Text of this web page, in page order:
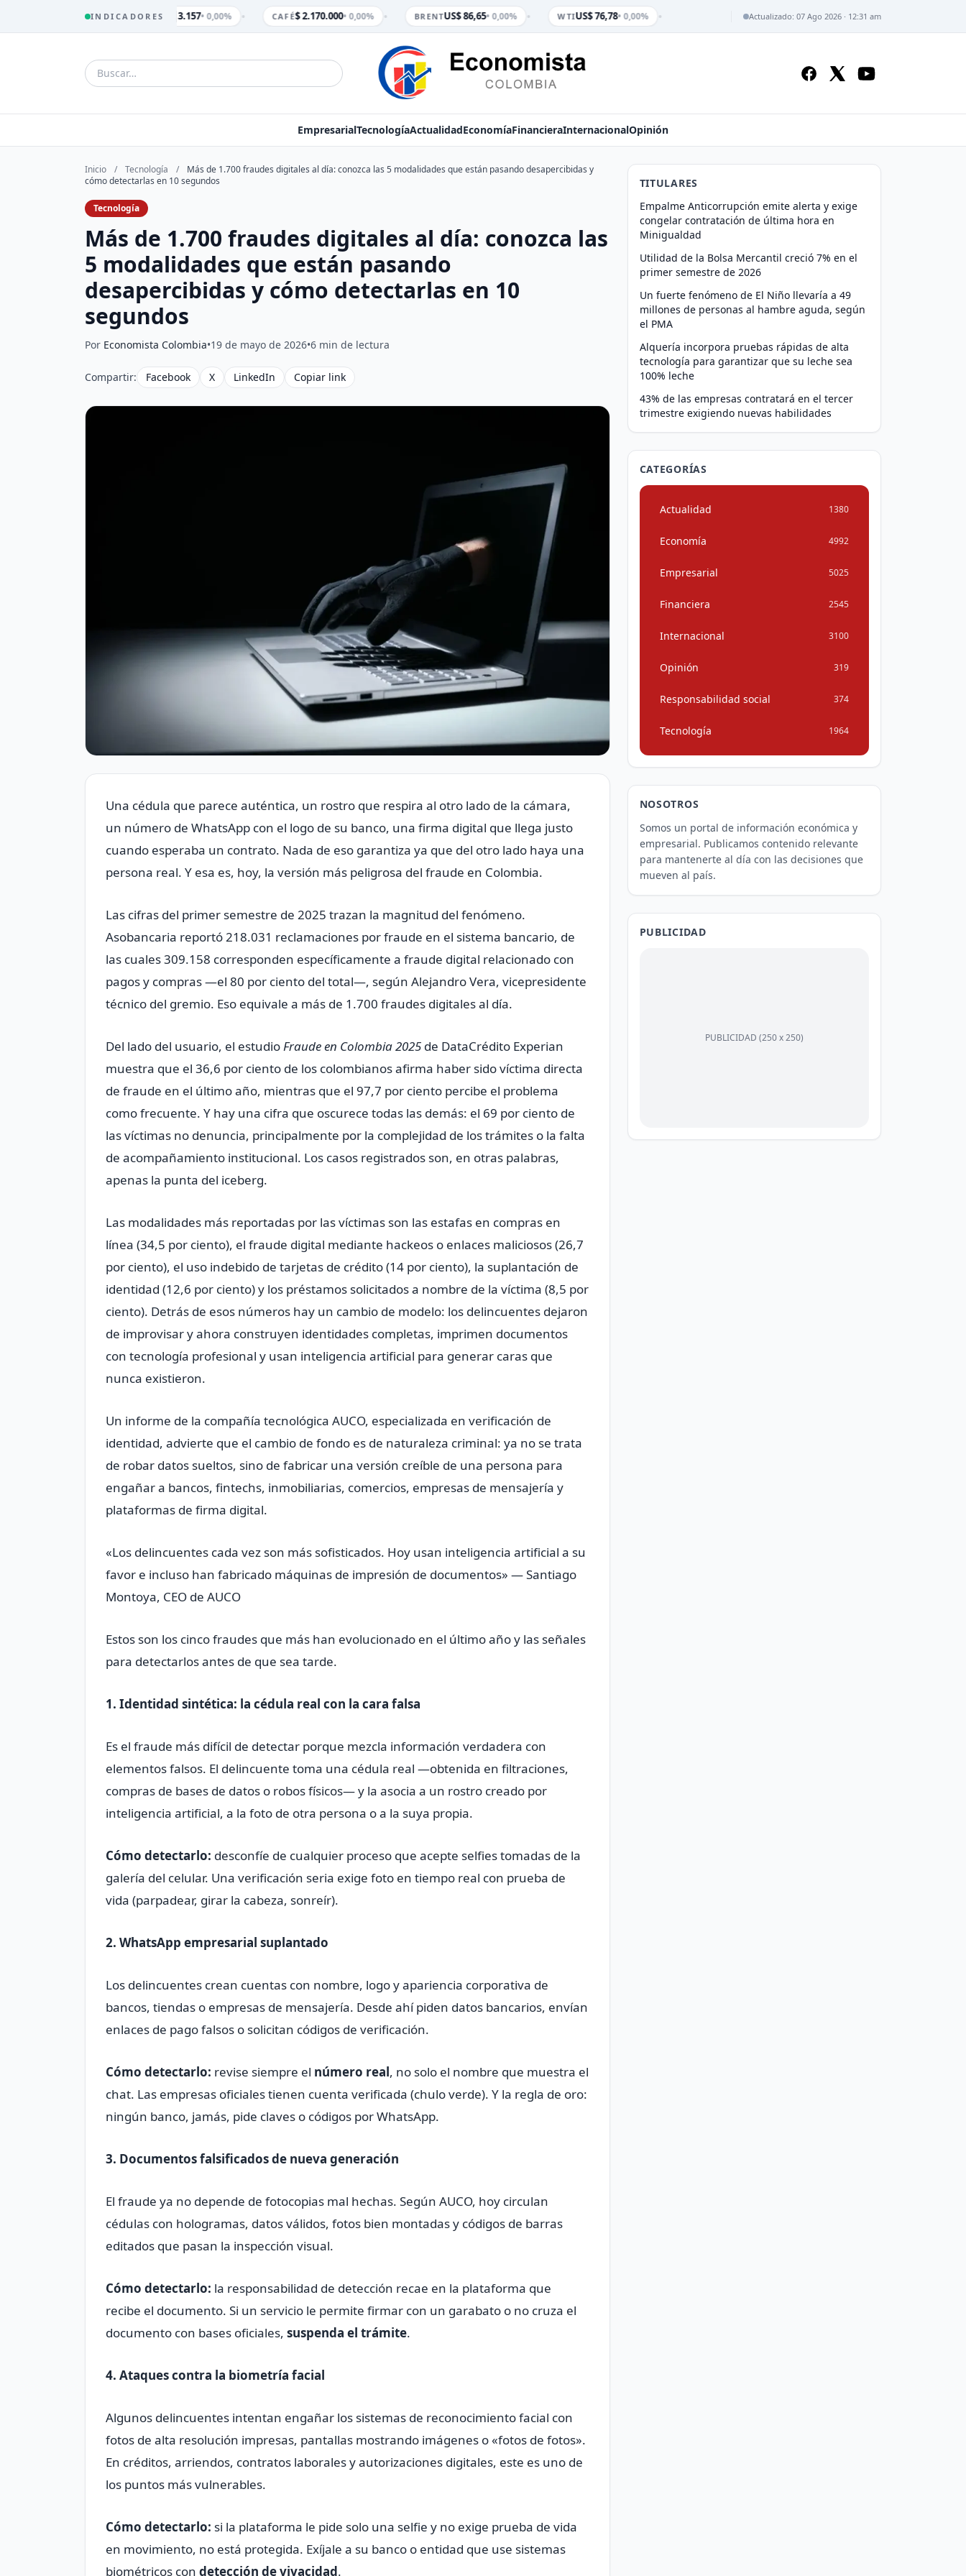
INDICADORES
TRM $ 3.157• 0,00% CAFÉ$ 2.170.000• 0,00% BRENTUS$ 86,65• 0,00% WTIUS$ 76,78• 0,00% Actualizado: 07 Ago 2026 · 12:31 am
EmpresarialTecnologíaActualidadEconomíaFinancieraInternacionalOpinión
Inicio / Tecnología /
Más de 1.700 fraudes digitales al día: conozca las 5 modalidades que están pasando desapercibidas y
cómo detectarlas en 10 segundos
Tecnología
Más de 1.700 fraudes digitales al día: conozca las
5 modalidades que están pasando
desapercibidas y cómo detectarlas en 10
segundos
Por Economista Colombia•19 de mayo de 2026•6 min de lectura
Compartir: Facebook X LinkedIn Copiar link
Una cédula que parece auténtica, un rostro que respira al otro lado de la cámara,
un número de WhatsApp con el logo de su banco, una firma digital que llega justo
cuando esperaba un contrato. Nada de eso garantiza ya que del otro lado haya una
persona real. Y esa es, hoy, la versión más peligrosa del fraude en Colombia.
Las cifras del primer semestre de 2025 trazan la magnitud del fenómeno.
Asobancaria reportó 218.031 reclamaciones por fraude en el sistema bancario, de
las cuales 309.158 corresponden específicamente a fraude digital relacionado con
pagos y compras —el 80 por ciento del total—, según Alejandro Vera, vicepresidente
técnico del gremio. Eso equivale a más de 1.700 fraudes digitales al día.
Del lado del usuario, el estudioFraude en Colombia 2025 de DataCrédito Experian
muestra que el 36,6 por ciento de los colombianos afirma haber sido víctima directa
de fraude en el último año, mientras que el 97,7 por ciento percibe el problema
como frecuente. Y hay una cifra que oscurece todas las demás: el 69 por ciento de
las víctimas no denuncia, principalmente por la complejidad de los trámites o la falta
de acompañamiento institucional. Los casos registrados son, en otras palabras,
apenas la punta del iceberg.
Las modalidades más reportadas por las víctimas son las estafas en compras en
línea (34,5 por ciento), el fraude digital mediante hackeos o enlaces maliciosos (26,7
por ciento), el uso indebido de tarjetas de crédito (14 por ciento), la suplantación de
identidad (12,6 por ciento) y los préstamos solicitados a nombre de la víctima (8,5 por
ciento). Detrás de esos números hay un cambio de modelo: los delincuentes dejaron
de improvisar y ahora construyen identidades completas, imprimen documentos
con tecnología profesional y usan inteligencia artificial para generar caras que
nunca existieron.
Un informe de la compañía tecnológica AUCO, especializada en verificación de
identidad, advierte que el cambio de fondo es de naturaleza criminal: ya no se trata
de robar datos sueltos, sino de fabricar una versión creíble de una persona para
engañar a bancos, fintechs, inmobiliarias, comercios, empresas de mensajería y
plataformas de firma digital.
«Los delincuentes cada vez son más sofisticados. Hoy usan inteligencia artificial a su
favor e incluso han fabricado máquinas de impresión de documentos» — Santiago
Montoya, CEO de AUCO
Estos son los cinco fraudes que más han evolucionado en el último año y las señales
para detectarlos antes de que sea tarde.
1. Identidad sintética: la cédula real con la cara falsa
Es el fraude más difícil de detectar porque mezcla información verdadera con
elementos falsos. El delincuente toma una cédula real —obtenida en filtraciones,
compras de bases de datos o robos físicos— y la asocia a un rostro creado por
inteligencia artificial, a la foto de otra persona o a la suya propia.
Cómo detectarlo: desconfíe de cualquier proceso que acepte selfies tomadas de la
galería del celular. Una verificación seria exige foto en tiempo real con prueba de
vida (parpadear, girar la cabeza, sonreír).
2. WhatsApp empresarial suplantado
Los delincuentes crean cuentas con nombre, logo y apariencia corporativa de
bancos, tiendas o empresas de mensajería. Desde ahí piden datos bancarios, envían
enlaces de pago falsos o solicitan códigos de verificación.
Cómo detectarlo: revise siempre el número real, no solo el nombre que muestra el
chat. Las empresas oficiales tienen cuenta verificada (chulo verde). Y la regla de oro:
ningún banco, jamás, pide claves o códigos por WhatsApp.
3. Documentos falsificados de nueva generación
El fraude ya no depende de fotocopias mal hechas. Según AUCO, hoy circulan
cédulas con hologramas, datos válidos, fotos bien montadas y códigos de barras
editados que pasan la inspección visual.
Cómo detectarlo: la responsabilidad de detección recae en la plataforma que
recibe el documento. Si un servicio le permite firmar con un garabato o no cruza el
documento con bases oficiales, suspenda el trámite.
4. Ataques contra la biometría facial
Algunos delincuentes intentan engañar los sistemas de reconocimiento facial con
fotos de alta resolución impresas, pantallas mostrando imágenes o «fotos de fotos».
En créditos, arriendos, contratos laborales y autorizaciones digitales, este es uno de
los puntos más vulnerables.
Cómo detectarlo: si la plataforma le pide solo una selfie y no exige prueba de vida
en movimiento, no está protegida. Exíjale a su banco o entidad que use sistemas
biométricos con detección de vivacidad.
TITULARES
Empalme Anticorrupción emite alerta y exige
congelar contratación de última hora en
Minigualdad
Utilidad de la Bolsa Mercantil creció 7% en el
primer semestre de 2026
Un fuerte fenómeno de El Niño llevaría a 49
millones de personas al hambre aguda, según
el PMA
Alquería incorpora pruebas rápidas de alta
tecnología para garantizar que su leche sea
100% leche
43% de las empresas contratará en el tercer
trimestre exigiendo nuevas habilidades
CATEGORÍAS
Actualidad 1380
Economía 4992
Empresarial 5025
Financiera 2545
Internacional 3100
Opinión 319
Responsabilidad social 374
Tecnología 1964
NOSOTROS
Somos un portal de información económica y
empresarial. Publicamos contenido relevante
para mantenerte al día con las decisiones que
mueven al país.
PUBLICIDAD
PUBLICIDAD (250 x 250)